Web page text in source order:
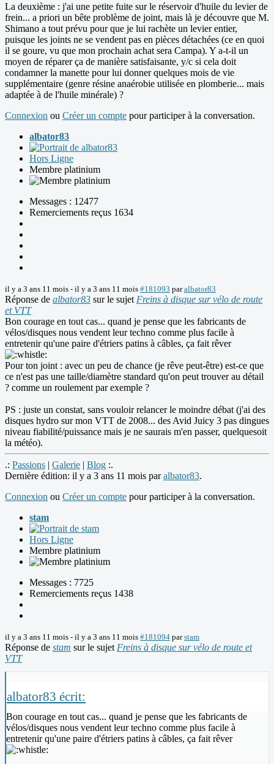
La deuxième : j'ai une petite fuite sur le réservoir d'huile du levier de
frein... a priori un bête problème de joint, mais là je découvre que M.
Shimano a tout prévu pour que je lui rachète un levier entier,
puisque les joints ne se vendent pas en pièces détachées (ce en quoi
il se goure, vu que mon prochain achat sera Campa). Y a-t-il un
moyen de réparer ça de manière satisfaisante, y/c si cela doit
condamner la manette pour lui donner quelques mois de vie
supplémentaire (genre résine anaérobie utilisée en plomberie... mais
adaptée à de l'huile minérale) ?
Connexion ou Créer un compte pour participer à la conversation.
albator83
Hors Ligne
Membre platinium
Messages : 12477
Remerciements reçus 1634
il y a 3 ans 11 mois - il y a 3 ans 11 mois #181093 paralbator83
Réponse de albator83 sur le sujet Freins à disque sur vélo de route
et VTT
Bon courage en tout cas... quand je pense que les fabricants de
vélos/disques nous vendent leur techno comme plus facile à
entretenir qu'une paire d'étriers patins à câbles, ça fait rêver
Pour ton joint : avec un peu de chance (je rêve peut-être) est-ce que
ce n'est pas une taille/diamètre standard qu'on peut trouver au détail
? comme un roulement par exemple ?
PS : juste un constat, sans vouloir relancer le moindre débat (j'ai des
disques hydro sur mon VTT de 2008... des Avid Juicy 3 pas dingues
niveau fiabilité/puissance mais je ne saurais m'en passer, quelquesoit
la météo).
.: Passions | Galerie | Blog :.
Dernière édition: il y a 3 ans 11 mois paralbator83.
Connexion ou Créer un compte pour participer à la conversation.
stam
Hors Ligne
Membre platinium
Messages : 7725
Remerciements reçus 1438
il y a 3 ans 11 mois - il y a 3 ans 11 mois #181094 parstam
Réponse de stam sur le sujet Freins à disque sur vélo de route et
VTT
albator83 écrit:
Bon courage en tout cas... quand je pense que les fabricants de
vélos/disques nous vendent leur techno comme plus facile à
entretenir qu'une paire d'étriers patins à câbles, ça fait rêver